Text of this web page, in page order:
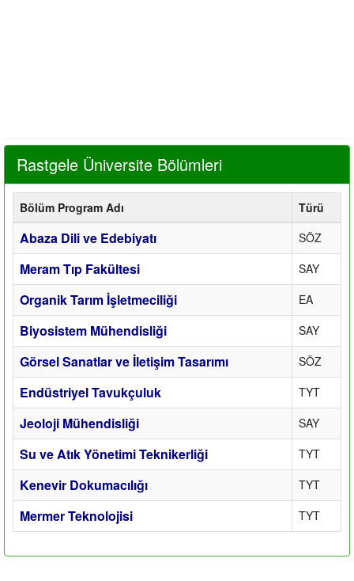
Rastgele Üniversite Bölümleri
Bölüm Program Adı Türü
Abaza Dili ve Edebiyatı SÖZ
Meram Tıp Fakültesi SAY
Organik Tarım İşletmeciliği EA
Biyosistem Mühendisliği SAY
Görsel Sanatlar ve İletişim Tasarımı SÖZ
Endüstriyel Tavukçuluk TYT
Jeoloji Mühendisliği SAY
Su ve Atık Yönetimi Teknikerliği TYT
Kenevir Dokumacılığı TYT
Mermer Teknolojisi TYT